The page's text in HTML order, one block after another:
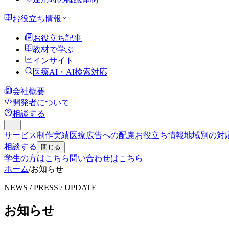
お役立ち情報
お役立ち記事
教材で学ぶ
インサイト
医療AI・AI検索対応
会社概要
開発者について
相談する
サービス制作実績医療広告への配慮お役立ち情報地域別の対
相談する
閉じる
学生の方はこちら 問い合わせはこちら
ホーム/お知らせ
NEWS / PRESS / UPDATE
お知らせ